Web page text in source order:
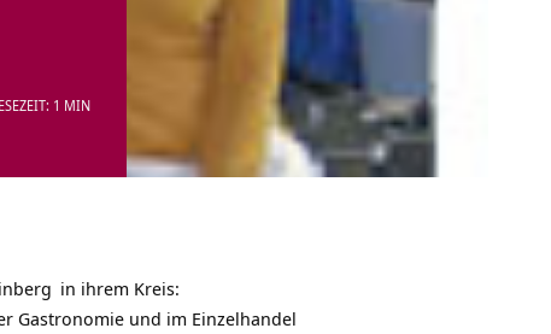
1 MIN
in ihrem Kreis:
Gastronomie und im Einzelhandel